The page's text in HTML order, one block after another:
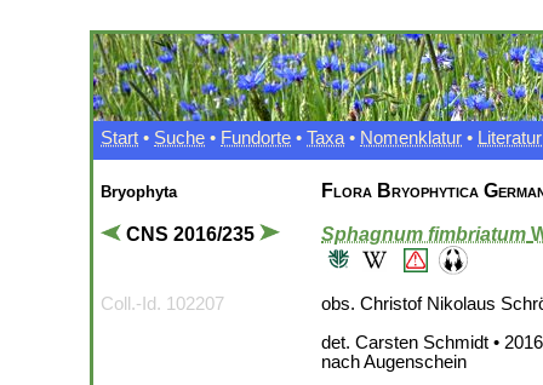
Start • Suche • Fundorte • Taxa • Nomenklatur • Literatur
Bryophyta
CNS 2016/235
Flora Bryophytica
Sphagnum fimbriatum
Coll.-Id. 102207
obs. Christof Nikolaus
det. Carsten Schmidt •
nach Augenschein